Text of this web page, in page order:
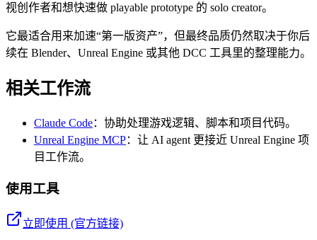
视创作者和想快速做 playable prototype 的 solo creator。
它最适合用来加速“第一版资产”，但最终品质仍然取决于你后
续在 Blender、Unreal Engine 或其他 DCC 工具里的整理能力。
相关工作流
Claude Code：协助处理游戏逻辑、脚本和项目代码。
Unreal Engine MCP：让 AI agent 更接近 Unreal Engine 项
目工作流。
使用工具
立即使用 (官方链接)